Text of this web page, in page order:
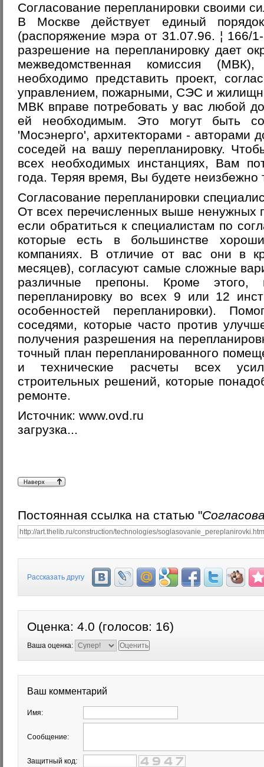
Согласование перепланировки своими
В Москве действует единый
(распоряжение мэра от 31.07.96. ¦ 166/
разрешение на перепланировку дает
межведомственная комиссия
необходимо представить проект,
управлением, пожарными, СЭС и
МВК вправе потребовать у вас любой
ей необходимым. Это могут быть
'Мосэнерго', архитекторами - авторами
соседей на вашу перепланировку.
всех необходимых инстанциях, Вам
года. Теряя время, Вы будете неизбежно
Согласование перепланировки
От всех перечисленных выше ненужных
если обратиться к специалистам по
которые есть в большинстве
компаниях. В отличие от вас они в
месяцев), согласуют самые сложные
различные препоны. Кроме этого,
перепланировку во всех 9 или 12
особенностей перепланировки).
соседями, которые часто против
получения разрешения на
точный план перепланированного
и технические расчеты всех
строительных решений, которые
ремонте.
Источник: www.ovd.ru
загрузка...
Постоянная ссылка на статью "
Рассказать другу
Оценка: 4.0 (голосов: 16)
Ваша оценка:
Ваш комментарий
Имя:
Сообщение:
Защитный код: